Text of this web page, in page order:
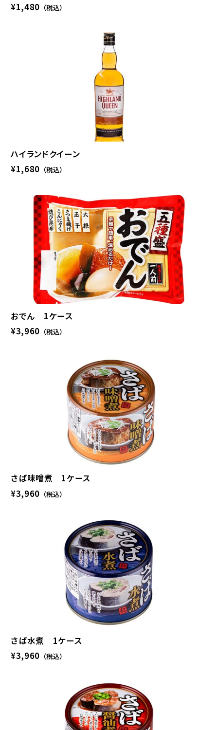
¥1,480 （税込）
ハイランドクイーン
¥1,680 （税込）
おでん 1ケース
¥3,960 （税込）
さば味噌煮 1ケース
¥3,960 （税込）
さば水煮 1ケース
¥3,960 （税込）